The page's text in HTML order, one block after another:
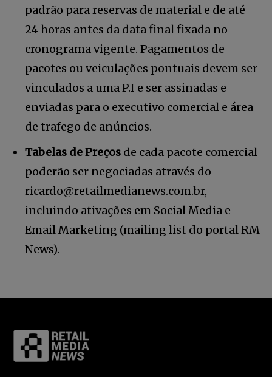
Li e aceito aPolítica de Privacidade.
12,345 5,678 12,345
padrão para reservas de material e de até
24 horas antes da data final fixada no
cronograma vigente. Pagamentos de
pacotes ou veiculações pontuais devem ser
vinculados a uma P.I e ser assinadas e
enviadas para o executivo comercial e área
de trafego de anúncios.
Tabelas de Preços de cada pacote comercial
poderão ser negociadas através do
ricardo@retailmedianews.com.br,
incluindo ativações em Social Media e
Email Marketing (mailing list do portal RM
News).